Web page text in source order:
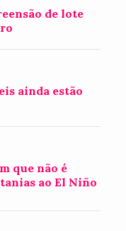
de lote
ainda estão
que não é
ao El Niño